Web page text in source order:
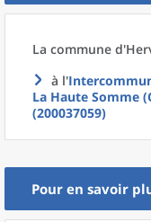
La commune d'
à l'
La Haute Somme
(200037059)
Pour en savoir